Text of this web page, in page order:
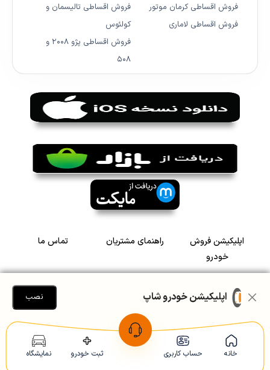
خانه حساب کاربری ثبت خودرو نمایشگاه
فروش اقساطی کرمان موتور
فروش اقساطی لاماری
فروش اقساطی تالیسمان و
کولئوس
فروش اقساطی پژو ۲۰۰۸ و
۵۰۸
اپلیکیشن فروش
خودرو
راهنمای مشتریان تماس ما
استعلامات
خودرویی
سرمایه گذاری در
خودرو
رضایت مشتریان
اپلیکیشن خودرو شاپ نصب